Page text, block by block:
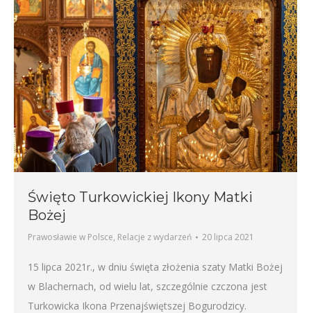
Święto Turkowickiej Ikony Matki
Bożej
Prawosławie w Polsce, Relacje z wydarzeń 20 lipca 2021
15 lipca 2021r., w dniu święta złożenia szaty Matki Bożej
w Blachernach, od wielu lat, szczególnie czczona jest
Turkowicka Ikona Przenajświętszej Bogurodzicy.